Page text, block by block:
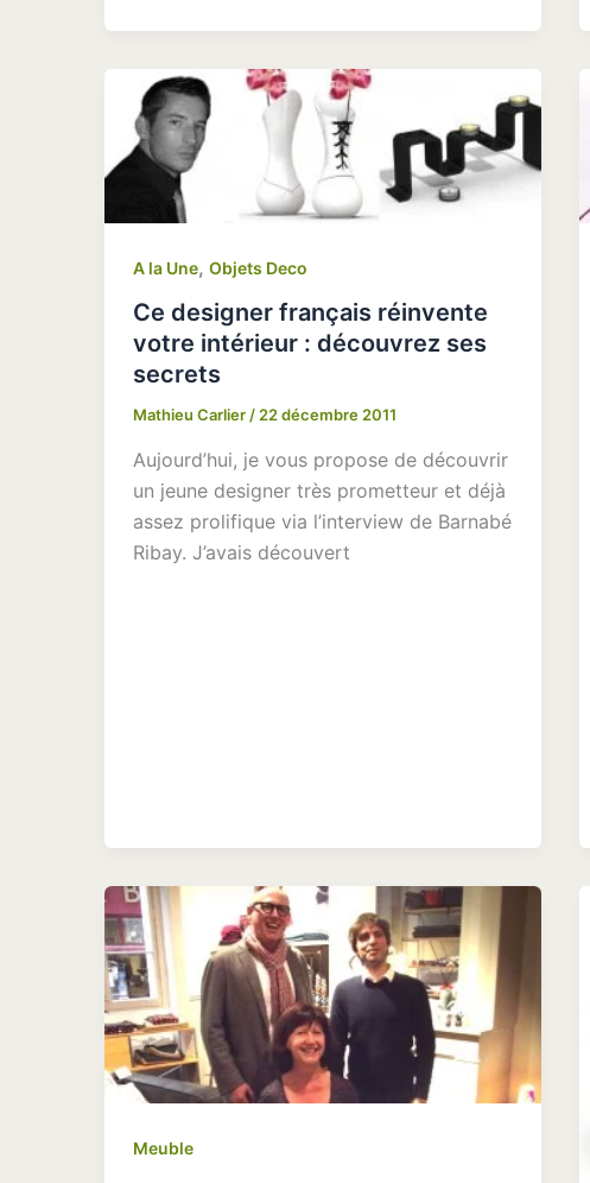
A la Une, Objets Deco
Ce designer français réinvente
votre intérieur : découvrez ses
secrets
Mathieu Carlier/22 décembre 2011
Aujourd’hui, je vous propose de découvrir
un jeune designer très prometteur et déjà
assez prolifique via l’interview de Barnabé
Ribay. J’avais découvert
Meuble